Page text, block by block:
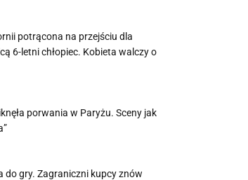
potrącona na przejściu dla
6-letni chłopiec. Kobieta walczy o
porwania w Paryżu. Sceny jak
do gry. Zagraniczni kupcy znów